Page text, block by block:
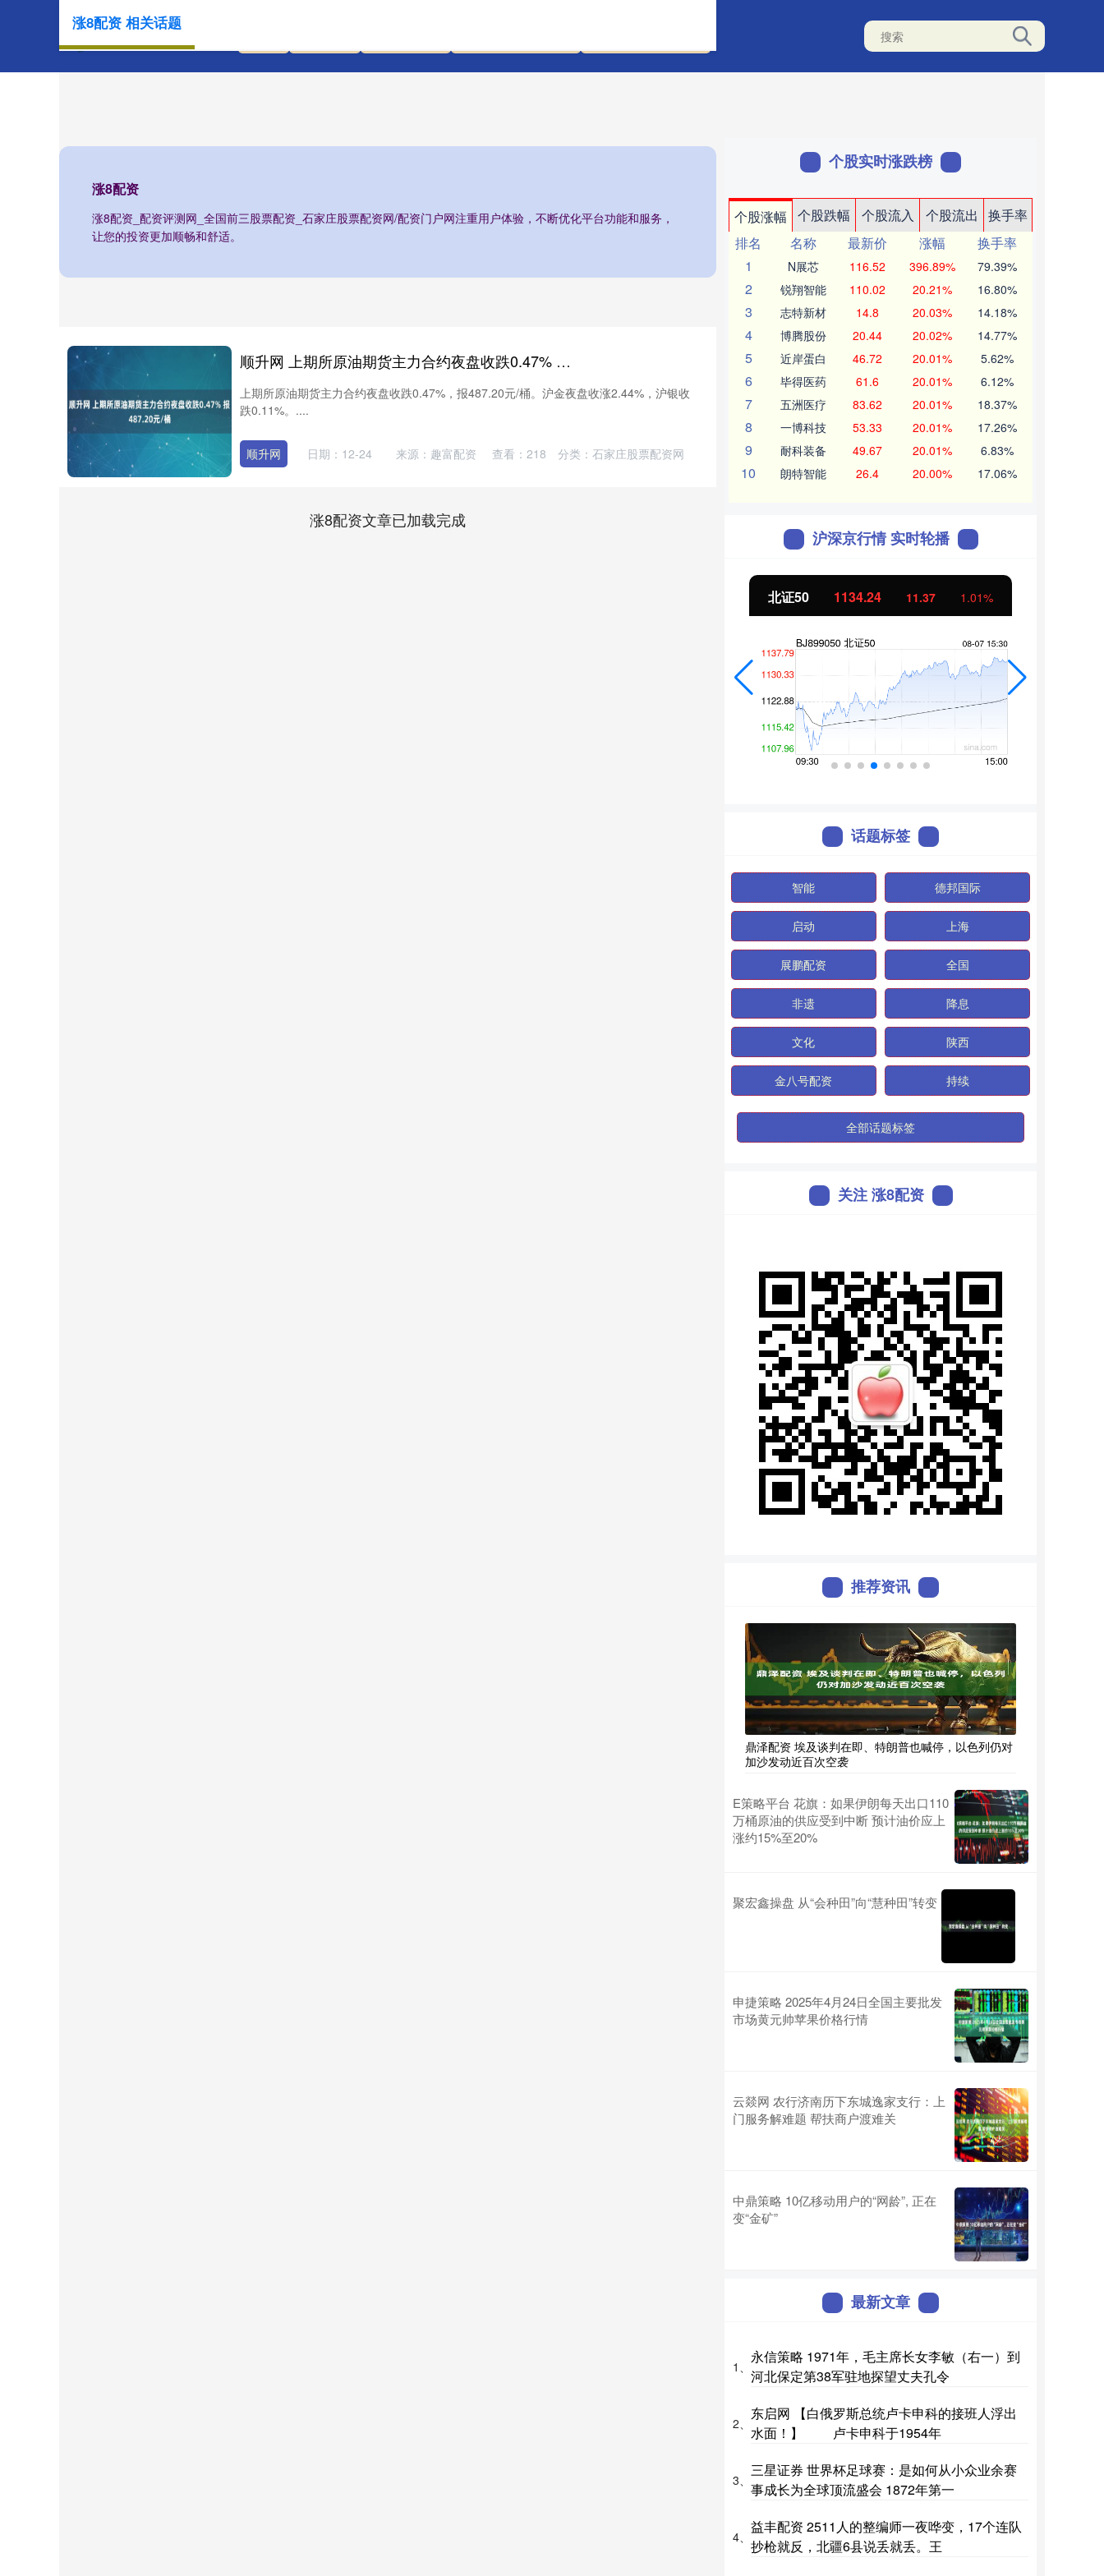
涨8配资
涨8配资_配资评测网_全国前三股票配资_石家庄股票配资网/配资门户网注重用户体验，不断优化平台功能和服务，
让您的投资更加顺畅和舒适。
涨8配资 相关话题
顺升网 上期所原油期货主力合约夜盘收跌0.47% 报487.20元/桶
上期所原油期货主力合约夜盘收跌0.47%，报487.20元/桶。沪金夜盘收涨2.44%，沪银收
跌0.11%。....
顺升网 日期：12-24 来源：趣富配资 查看： 218 分类： 石家庄股票配资网
涨8配资文章已加载完成
个股实时涨跌榜
个股涨幅 个股跌幅 个股流入 个股流出
换手率
排名
名称 最新价 涨幅
换手率
1
N展芯 116.52 396.89% 79.39%
2 锐翔智能 110.02 20.21% 16.80%
3 志特新材 14.8 20.03% 14.18%
4 博腾股份 20.44 20.02% 14.77%
5 近岸蛋白 46.72 20.01% 5.62%
6 毕得医药 61.6 20.01% 6.12%
7 五洲医疗 83.62 20.01% 18.37%
8 一博科技 53.33 20.01% 17.26%
9 耐科装备 49.67 20.01% 6.83%
10 朗特智能 26.4 20.00% 17.06%
沪深京行情 实时轮播
北证50 1134.24 11.37 1.01%
话题标签
智能 德邦国际
启动 上海
展鹏配资 全国
非遗 降息
文化 陕西
金八号配资 持续
全部话题标签
关注 涨8配资
推荐资讯
鼎泽配资 埃及谈判在即、特朗普也喊停，以色列仍对
加沙发动近百次空袭
E策略平台 花旗：如果伊朗每天出口110
万桶原油的供应受到中断 预计油价应上
涨约15%至20%
聚宏鑫操盘 从“会种田”向“慧种田”转变
申捷策略 2025年4月24日全国主要批发
市场黄元帅苹果价格行情
云燚网 农行济南历下东城逸家支行：上
门服务解难题 帮扶商户渡难关
中鼎策略 10亿移动用户的“网龄”, 正在
变“金矿”
最新文章
1、
永信策略 1971年，毛主席长女李敏（右一）到
河北保定第38军驻地探望丈夫孔令
2、
东启网 【白俄罗斯总统卢卡申科的接班人浮出
水面！】 卢卡申科于1954年
3、
三星证券 世界杯足球赛：是如何从小众业余赛
事成长为全球顶流盛会 1872年第一
4、
益丰配资 2511人的整编师一夜哗变，17个连队
抄枪就反，北疆6县说丢就丢。王